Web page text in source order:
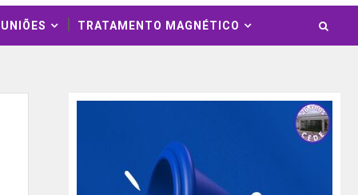
TRATAMENTO MAGNÉTICO